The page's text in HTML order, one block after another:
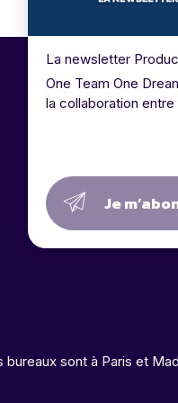
La newsletter
One Team One
la collaboration
Je
bureaux sont à Paris et